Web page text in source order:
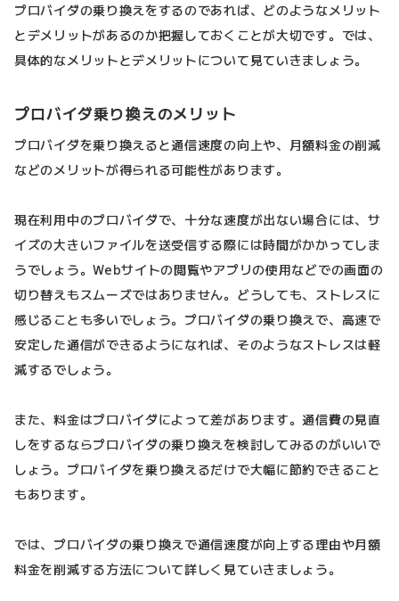
プロバイダの乗り換えをするのであれば、どのようなメリット
とデメリットがあるのか把握しておくことが大切です。では、
具体的なメリットとデメリットについて見ていきましょう。
プロバイダ乗り換えのメリット
プロバイダを乗り換えると通信速度の向上や、月額料金の削減
などのメリットが得られる可能性があります。
現在利用中のプロバイダで、十分な速度が出ない場合には、サ
イズの大きいファイルを送受信する際には時間がかかってしま
うでしょう。Webサイトの閲覧やアプリの使用などでの画面の
切り替えもスムーズではありません。どうしても、ストレスに
感じることも多いでしょう。プロバイダの乗り換えで、高速で
安定した通信ができるようになれば、そのようなストレスは軽
減するでしょう。
また、料金はプロバイダによって差があります。通信費の見直
しをするならプロバイダの乗り換えを検討してみるのがいいで
しょう。プロバイダを乗り換えるだけで大幅に節約できること
もあります。
では、プロバイダの乗り換えで通信速度が向上する理由や月額
料金を削減する方法について詳しく見ていきましょう。